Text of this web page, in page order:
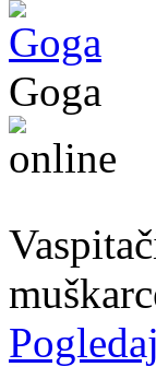
Goga